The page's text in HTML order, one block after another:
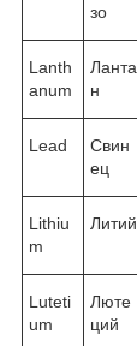
зо
Lanth
anum
Ланта
н
Lead
Свин
ец
Lithiu
m
Литий
Luteti
um
Люте
ций